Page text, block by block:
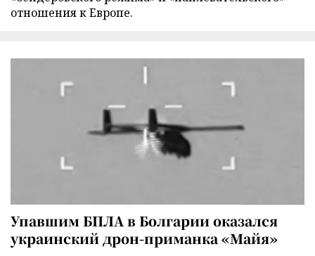
отношения к Европе.
Упавшим БПЛА в Болгарии оказался
украинский дрон-приманка «Майя»